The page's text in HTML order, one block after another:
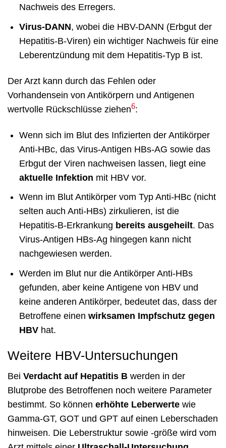
Nachweis des Erregers.
Virus-DANN, wobei die HBV-DANN (Erbgut der
Hepatitis-B-Viren) ein wichtiger Nachweis für eine
Leberentzündung mit dem Hepatitis-Typ B ist.
Der Arzt kann durch das Fehlen oder
Vorhandensein von Antikörpern und Antigenen
wertvolle Rückschlüsse ziehen6:
Wenn sich im Blut des Infizierten der Antikörper
Anti-HBc, das Virus-Antigen HBs-AG sowie das
Erbgut der Viren nachweisen lassen, liegt eine
aktuelle Infektion mit HBV vor.
Wenn im Blut Antikörper vom Typ Anti-HBc (nicht
selten auch Anti-HBs) zirkulieren, ist die
Hepatitis-B-Erkrankung bereits ausgeheilt. Das
Virus-Antigen HBs-Ag hingegen kann nicht
nachgewiesen werden.
Werden im Blut nur die Antikörper Anti-HBs
gefunden, aber keine Antigene von HBV und
keine anderen Antikörper, bedeutet das, dass der
Betroffene einen wirksamen Impfschutz gegen
HBVhat.
Weitere HBV-Untersuchungen
Bei Verdacht auf Hepatitis B werden in der
Blutprobe des Betroffenen noch weitere Parameter
bestimmt. So können erhöhte Leberwerte wie
Gamma-GT, GOT und GPT auf einen Leberschaden
hinweisen. Die Leberstruktur sowie -größe wird vom